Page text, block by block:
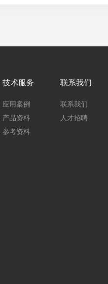
技术服务
应用案例
产品资料
参考资料
联系我们
联系我们
人才招聘